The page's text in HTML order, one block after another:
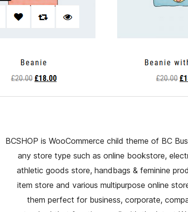
BCSHOP is WooCommerce child theme of BC
any store type such as online bookstore,
athletic goods store, handbags & feminine
item store and various multipurpose online
them perfect for business, corporate,